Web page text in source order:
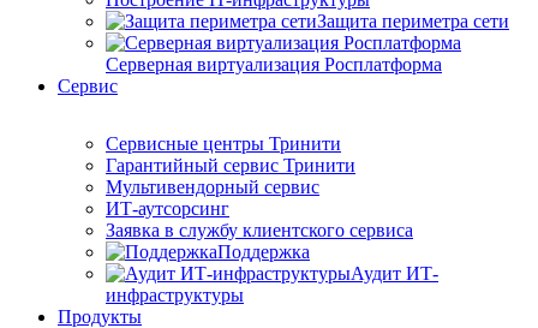
Защита периметра сети
Серверная виртуализация Росплатформа
Сервис
Сервисные центры Тринити
Гарантийный сервис Тринити
Мультивендорный сервис
ИТ-аутсорсинг
Заявка в службу клиентского сервиса
Поддержка
Аудит ИТ-
инфраструктуры
Продукты